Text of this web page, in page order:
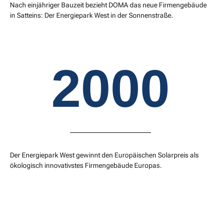
Nach einjähriger Bauzeit bezieht DOMA das neue Firmengebäude
in Satteins: Der Energiepark West in der Sonnenstraße.
2000
Der Energiepark West gewinnt den Europäischen Solarpreis als
ökologisch innovativstes Firmengebäude Europas.